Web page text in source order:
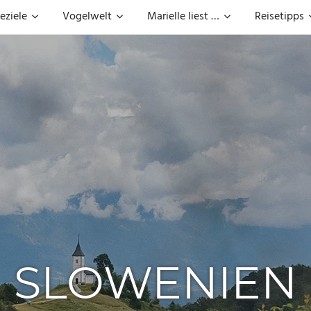
Vogelwelt Marielle liest … Reisetipps
SLOWENIEN